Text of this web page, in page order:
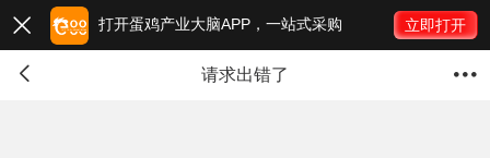
 打开蛋鸡产业大脑APP，一站式采购 立即打开
 请求出错了 